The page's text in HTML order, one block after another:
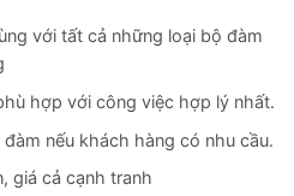
với tất cả những loại bộ đàm
hợp với công việc hợp lý nhất.
nếu khách hàng có nhu cầu.
giá cả cạnh tranh